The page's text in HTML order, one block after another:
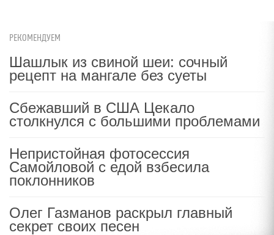
РЕКОМЕНДУЕМ
Шашлык из свиной шеи: сочный
рецепт на мангале без суеты
Сбежавший в США Цекало
столкнулся с большими проблемами
Непристойная фотосессия
Самойловой с едой взбесила
поклонников
Олег Газманов раскрыл главный
секрет своих песен